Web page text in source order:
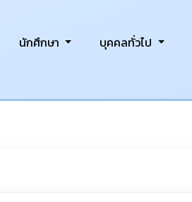
นักศึกษา บุคคลทั่วไป